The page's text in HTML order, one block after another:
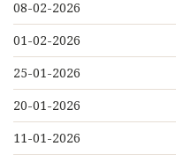
08-02-2026
01-02-2026
25-01-2026
20-01-2026
11-01-2026